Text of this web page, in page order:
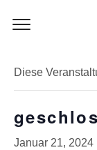
Diese
Januar 21, 2024